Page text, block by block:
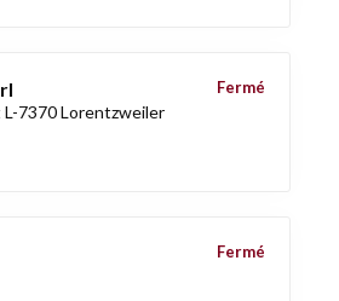
L-7370 Lorentzweiler
Fermé
Fermé